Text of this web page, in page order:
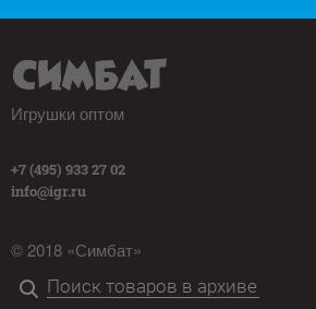
Игрушки оптом
+7 (495) 933 27 02
info@igr.ru
© 2018 «Симбат»